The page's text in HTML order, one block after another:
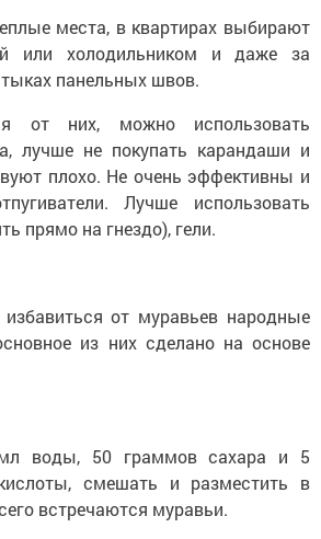
места, в квартирах выбирают
или холодильником и даже за
панельных швов.
от них, можно использовать
лучше не покупать карандаши и
плохо. Не очень эффективны и
Лучше использовать
прямо на гнездо), гели.
от муравьев народные
из них сделано на основе
воды, 50 граммов сахара и 5
смешать и разместить в
встречаются муравьи.